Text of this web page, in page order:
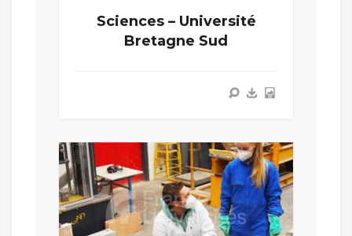
Sciences – Université
Bretagne Sud